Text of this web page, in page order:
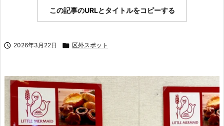
この記事のURLとタイトルをコピーする
 2026年3月22日  区外スポット